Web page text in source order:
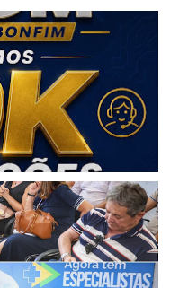
marca de 80 mil